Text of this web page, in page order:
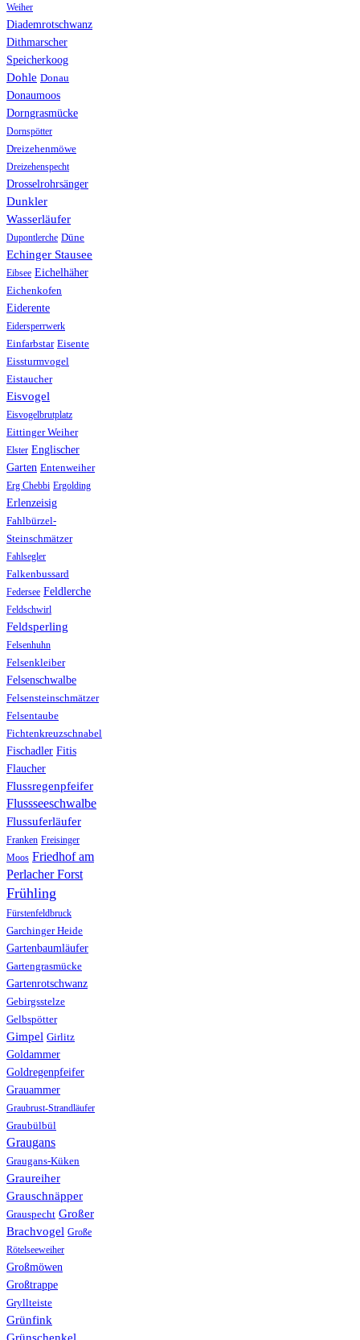
Weiher
Diademrotschwanz
Dithmarscher
Speicherkoog
Dohle Donau
Donaumoos
Dorngrasmücke
Dornspötter
Dreizehenmöwe
Dreizehenspecht
Drosselrohrsänger
Dunkler
Wasserläufer
Dupontlerche Düne
Echinger Stausee
Eibsee Eichelhäher
Eichenkofen
Eiderente
Eidersperrwerk
Einfarbstar Eisente
Eissturmvogel
Eistaucher
Eisvogel
Eisvogelbrutplatz
Eittinger Weiher
Elster Englischer
Garten Entenweiher
Erg Chebbi Ergolding
Erlenzeisig
Fahlbürzel-
Steinschmätzer
Fahlsegler
Falkenbussard
Federsee Feldlerche
Feldschwirl
Feldsperling
Felsenhuhn
Felsenkleiber
Felsenschwalbe
Felsensteinschmätzer
Felsentaube
Fichtenkreuzschnabel
Fischadler Fitis
Flaucher
Flussregenpfeifer
Flussseeschwalbe
Flussuferläufer
Franken Freisinger
Moos Friedhof am
Perlacher Forst
Frühling
Fürstenfeldbruck
Garchinger Heide
Gartenbaumläufer
Gartengrasmücke
Gartenrotschwanz
Gebirgsstelze
Gelbspötter
Gimpel Girlitz
Goldammer
Goldregenpfeifer
Grauammer
Graubrust-Strandläufer
Graubülbül
Graugans
Graugans-Küken
Graureiher
Grauschnäpper
Grauspecht Großer
Brachvogel Große
Rötelseeweiher
Großmöwen
Großtrappe
Gryllteiste
Grünfink